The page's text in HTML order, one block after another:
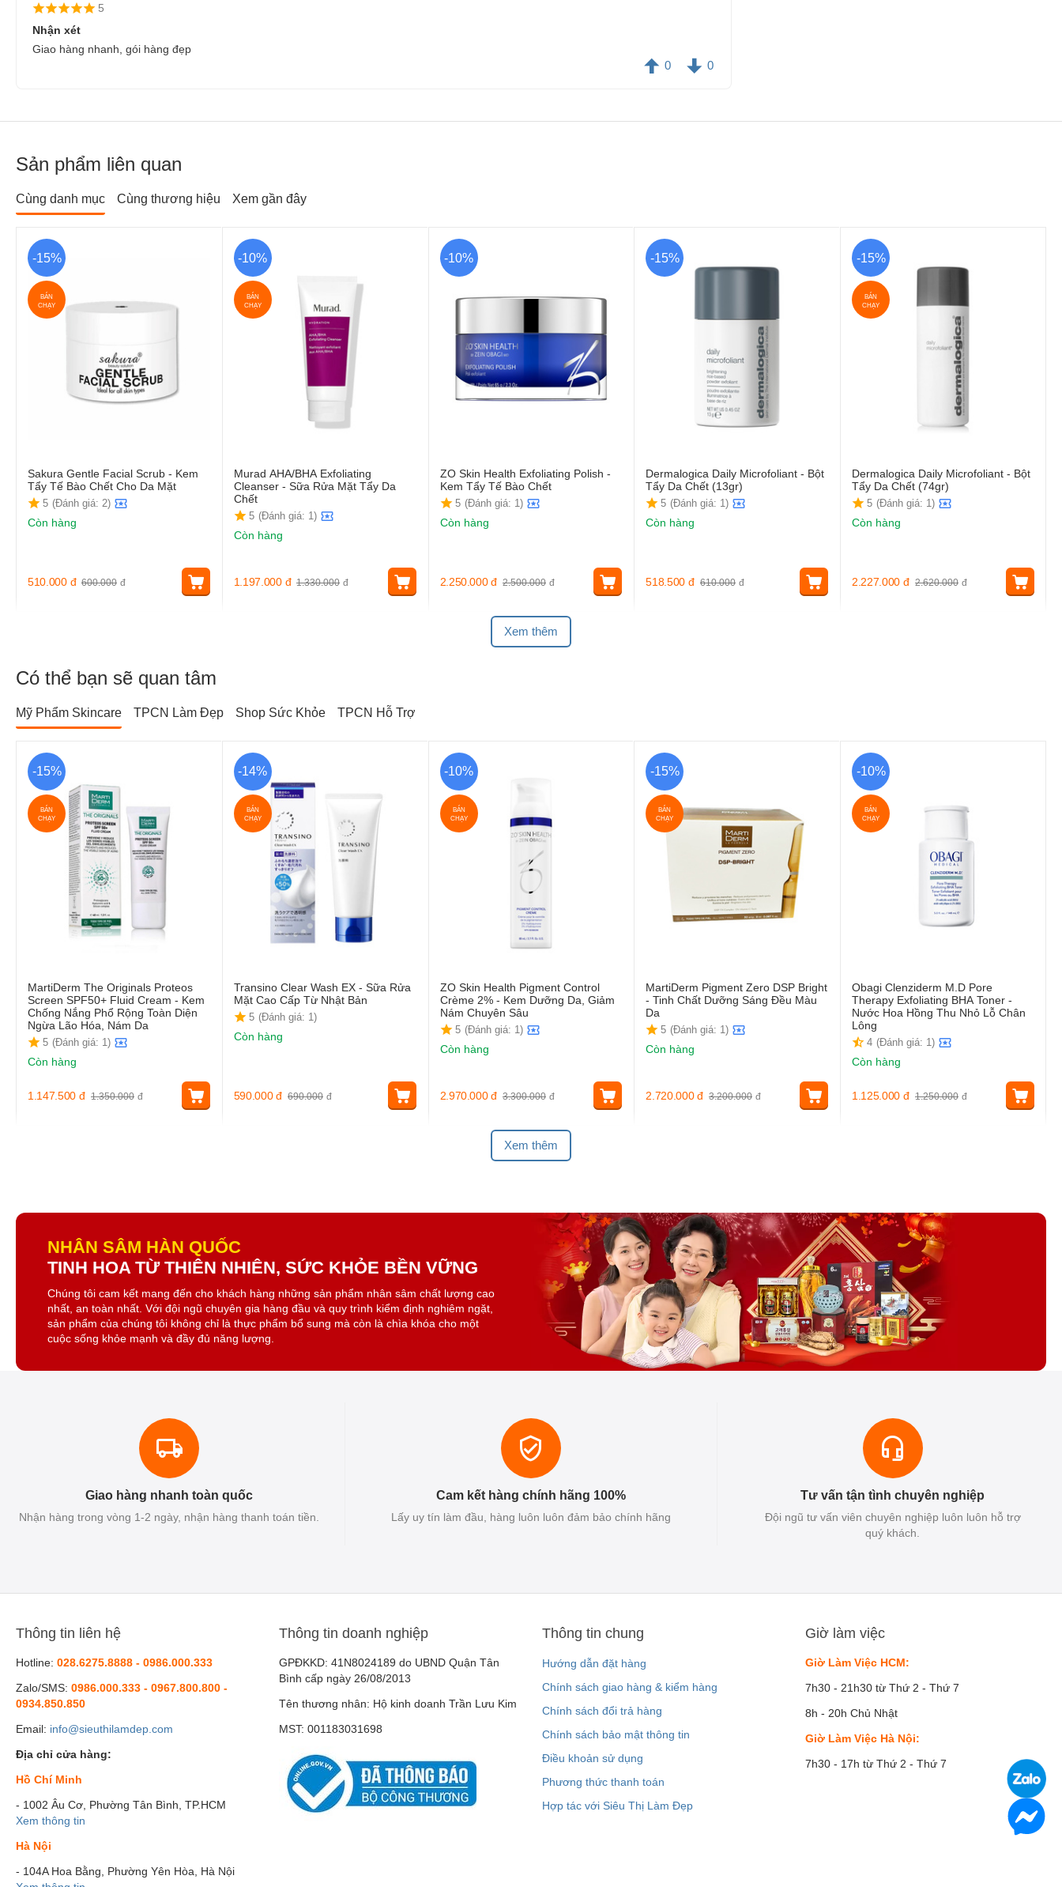
5
Nhận xét
Giao hàng nhanh, gói hàng đẹp
0 0
Sản phẩm liên quan
Cùng danh mục Cùng thương hiệu Xem gần đây
-15%
BÁN
CHẠY
Sakura Gentle Facial Scrub - Kem
Tẩy Tế Bào Chết Cho Da Mặt
5 (Đánh giá: 2)
Còn hàng
600.000 đ
510.000 đ
-10%
BÁN
CHẠY
Murad AHA/BHA Exfoliating
Cleanser - Sữa Rửa Mặt Tẩy Da
Chết
5 (Đánh giá: 1)
Còn hàng
1.330.000 đ
1.197.000 đ
-10%
ZO Skin Health Exfoliating Polish -
Kem Tẩy Tế Bào Chết
5 (Đánh giá: 1)
Còn hàng
2.500.000 đ
2.250.000 đ
-15%
Dermalogica Daily Microfoliant - Bột
Tẩy Da Chết (13gr)
5 (Đánh giá: 1)
Còn hàng
610.000 đ
518.500 đ
-15%
BÁN
CHẠY
Dermalogica Daily Microfoliant - Bột
Tẩy Da Chết (74gr)
5 (Đánh giá: 1)
Còn hàng
2.620.000 đ
2.227.000 đ
Xem thêm
Có thể bạn sẽ quan tâm
Mỹ Phẩm Skincare TPCN Làm Đẹp Shop Sức Khỏe TPCN Hỗ Trợ
-15%
BÁN
CHẠY
MartiDerm The Originals Proteos
Screen SPF50+ Fluid Cream - Kem
Chống Nắng Phổ Rộng Toàn Diện
Ngừa Lão Hóa, Nám Da
5 (Đánh giá: 1)
Còn hàng
1.350.000 đ
1.147.500 đ
-14%
BÁN
CHẠY
Transino Clear Wash EX - Sữa Rửa
Mặt Cao Cấp Từ Nhật Bản
5 (Đánh giá: 1)
Còn hàng
690.000 đ
590.000 đ
-10%
BÁN
CHẠY
ZO Skin Health Pigment Control
Crème 2% - Kem Dưỡng Da, Giảm
Nám Chuyên Sâu
5 (Đánh giá: 1)
Còn hàng
3.300.000 đ
2.970.000 đ
-15%
BÁN
CHẠY
MartiDerm Pigment Zero DSP Bright
- Tinh Chất Dưỡng Sáng Đều Màu
Da
5 (Đánh giá: 1)
Còn hàng
3.200.000 đ
2.720.000 đ
-10%
BÁN
CHẠY
Obagi Clenziderm M.D Pore
Therapy Exfoliating BHA Toner -
Nước Hoa Hồng Thu Nhỏ Lỗ Chân
Lông
4 (Đánh giá: 1)
Còn hàng
1.250.000 đ
1.125.000 đ
Xem thêm
NHÂN SÂM HÀN QUỐC
TINH HOA TỪ THIÊN NHIÊN, SỨC KHỎE BỀN VỮNG
Chúng tôi cam kết mang đến cho khách hàng những sản phẩm nhân sâm chất lượng cao
nhất, an toàn nhất. Với đội ngũ chuyên gia hàng đầu và quy trình kiểm định nghiêm ngặt,
sản phẩm của chúng tôi không chỉ là thực phẩm bổ sung mà còn là chìa khóa cho một
cuộc sống khỏe mạnh và đầy đủ năng lượng.
Giao hàng nhanh toàn quốc
Nhận hàng trong vòng 1-2 ngày, nhận hàng thanh toán tiền.
Cam kết hàng chính hãng 100%
Lấy uy tín làm đầu, hàng luôn luôn đảm bảo chính hãng
Tư vấn tận tình chuyên nghiệp
Đội ngũ tư vấn viên chuyên nghiệp luôn luôn hỗ trợ
quý khách.
Thông tin liên hệ
Hotline: 028.6275.8888 - 0986.000.333
Zalo/SMS: 0986.000.333 - 0967.800.800 -
0934.850.850
Email: info@sieuthilamdep.com
Địa chỉ cửa hàng:
Hồ Chí Minh
- 1002 Âu Cơ, Phường Tân Bình, TP.HCM
Xem thông tin
Hà Nội
- 104A Hoa Bằng, Phường Yên Hòa, Hà Nội
Thông tin doanh nghiệp
GPĐKKD: 41N8024189 do UBND Quận Tân
Bình cấp ngày 26/08/2013
Tên thương nhân: Hộ kinh doanh Trần Lưu Kim
MST: 001183031698
Thông tin chung
Hướng dẫn đặt hàng
Chính sách giao hàng & kiểm hàng
Chính sách đổi trả hàng
Chính sách bảo mật thông tin
Điều khoản sử dụng
Phương thức thanh toán
Hợp tác với Siêu Thị Làm Đẹp
Giờ làm việc
Giờ Làm Việc HCM:
7h30 - 21h30 từ Thứ 2 - Thứ 7
8h - 20h Chủ Nhật
Giờ Làm Việc Hà Nội:
7h30 - 17h từ Thứ 2 - Thứ 7